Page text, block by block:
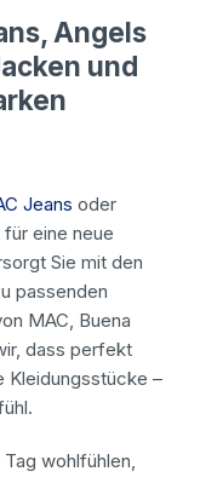
Angels
und
Jeans oder
eine neue
Sie mit den
passenden
MAC, Buena
dass perfekt
Kleidungsstücke –
wohlfühlen,